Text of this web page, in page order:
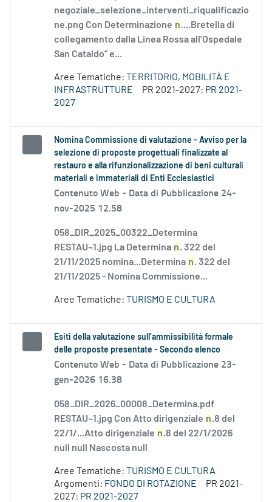
negoziale_selezione_interventi_riqualificazio
ne.png Con Determinazione n....Bretella di
collegamento dalla Linea Rossa all’Ospedale
San Cataldo” e...
Aree Tematiche: TERRITORIO, MOBILITÀ E
INFRASTRUTTURE
PR 2021-2027: PR 2021-
2027
Nomina Commissione di valutazione - Avviso per la
selezione di proposte progettuali finalizzate al
restauro e alla rifunzionalizzazione di beni culturali
materiali e immateriali di Enti Ecclesiastici
Contenuto Web - Data di Pubblicazione 24-
nov-2025 12.58
058_DIR_2025_00322_Determina
RESTAU~1.jpg La Determina n. 322 del
21/11/2025 nomina...Determina n. 322 del
21/11/2025 - Nomina Commissione...
Aree Tematiche: TURISMO E CULTURA
Esiti della valutazione sull’ammissibilità formale
delle proposte presentate - Secondo elenco
Contenuto Web - Data di Pubblicazione 23-
gen-2026 16.38
058_DIR_2026_00008_Determina.pdf
RESTAU~1.jpg Con Atto dirigenziale n.8 del
22/1/...Atto dirigenziale n.8 del 22/1/2026
null null Nascosta null
Aree Tematiche: TURISMO E CULTURA
Argomenti: FONDO DI ROTAZIONE
PR 2021-
2027: PR 2021-2027